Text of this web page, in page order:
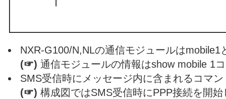
NXR-G100/N,NLの通信モジュールはmobile1
(☞) 通信モジュールの情報はshow mobile 1
SMS受信時にメッセージ内に含まれるコマ
(☞) 構成図ではSMS受信時にPPP接続を開始